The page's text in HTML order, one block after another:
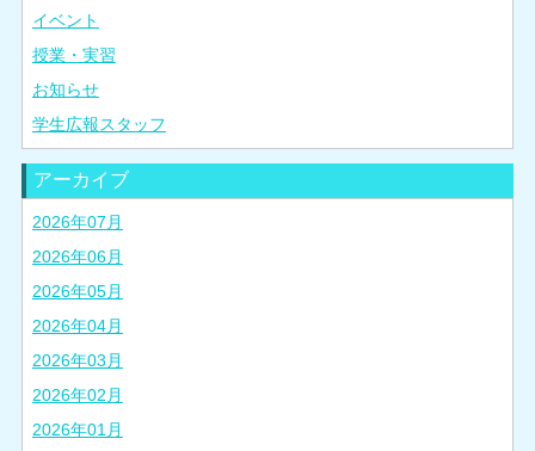
イベント
授業・実習
お知らせ
学生広報スタッフ
アーカイブ
2026年07月
2026年06月
2026年05月
2026年04月
2026年03月
2026年02月
2026年01月